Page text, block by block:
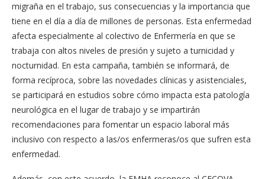
migraña en el trabajo, sus consecuencias y la importancia que
tiene en el día a día de millones de personas. Esta enfermedad
afecta especialmente al colectivo de Enfermería en que se
trabaja con altos niveles de presión y sujeto a turnicidad y
nocturnidad. En esta campaña, también se informará, de
forma recíproca, sobre las novedades clínicas y asistenciales,
se participará en estudios sobre cómo impacta esta patología
neurológica en el lugar de trabajo y se impartirán
recomendaciones para fomentar un espacio laboral más
inclusivo con respecto a las/os enfermeras/os que sufren esta
enfermedad.